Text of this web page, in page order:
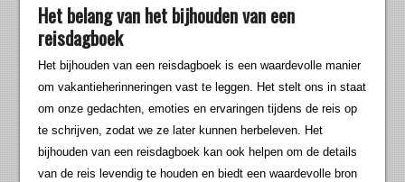
Het belang van het bijhouden van een
reisdagboek
Het bijhouden van een reisdagboek is een waardevolle manier
om vakantieherinneringen vast te leggen. Het stelt ons in staat
om onze gedachten, emoties en ervaringen tijdens de reis op
te schrijven, zodat we ze later kunnen herbeleven. Het
bijhouden van een reisdagboek kan ook helpen om de details
van de reis levendig te houden en biedt een waardevolle bron